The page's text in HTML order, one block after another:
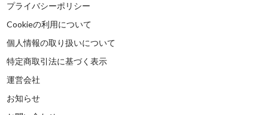
プライバシーポリシー
Cookieの利用について
個人情報の取り扱いについて
特定商取引法に基づく表示
運営会社
お知らせ